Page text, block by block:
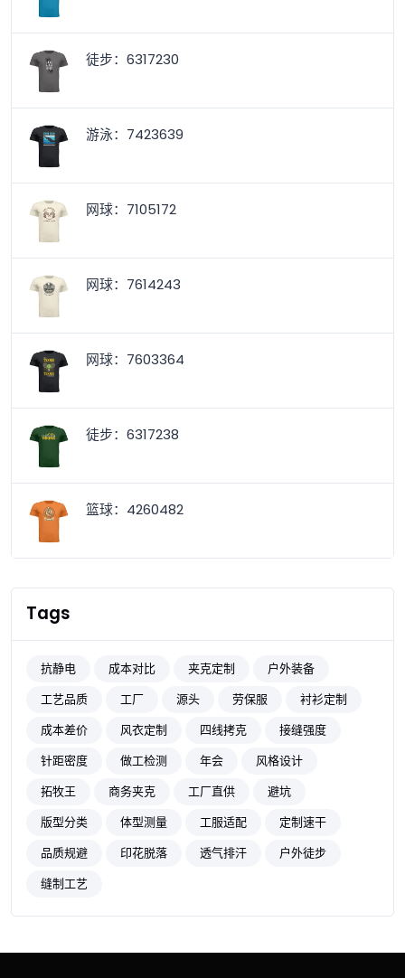
徒步：6317230
游泳：7423639
网球：7105172
网球：7614243
网球：7603364
徒步：6317238
篮球：4260482
Tags
抗静电 成本对比 夹克定制
户外装备
工艺品质
工厂 源头 劳保服
衬衫定制
成本差价
风衣定制 四线拷克
接缝强度
针距密度
做工检测 年会
风格设计
拓牧王
商务夹克 工厂直供
避坑
版型分类
体型测量 工服适配
定制速干
品质规避
印花脱落 透气排汗
户外徒步
缝制工艺